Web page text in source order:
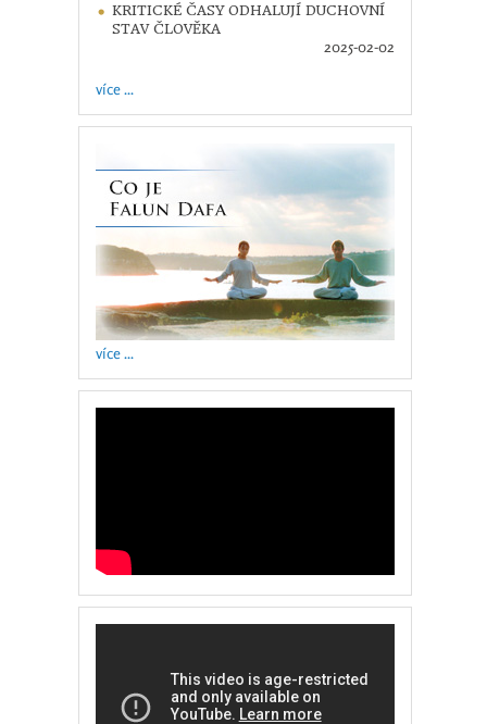
KRITICKÉ ČASY ODHALUJÍ DUCHOVNÍ
STAV ČLOVĚKA
2025-02-02
více ...
více ...